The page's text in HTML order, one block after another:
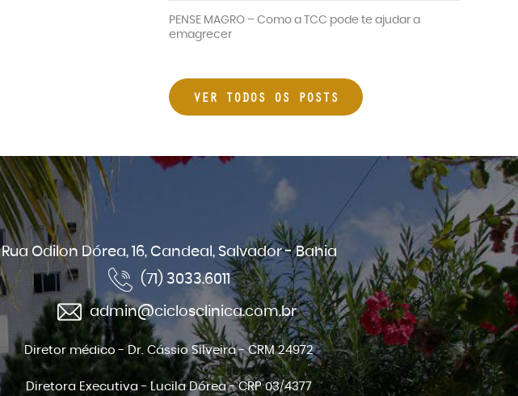
PENSE MAGRO – Como a TCC pode te ajudar a
emagrecer
VER TODOS OS POSTS
Rua Odilon Dórea, 16, Candeal, Salvador - Bahia
(71) 3033.6011
admin@ciclosclinica.com.br
Diretor médico - Dr. Cássio Silveira - CRM 24972
Diretora Executiva - Lucila Dórea - CRP 03/4377